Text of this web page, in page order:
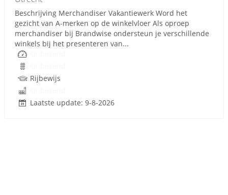
Beschrijving Merchandiser Vakantiewerk Word het
gezicht van A‑merken op de winkelvloer Als oproep
merchandiser bij Brandwise ondersteun je verschillende
winkels bij het presenteren van...
Rijbewijs
Laatste update: 9-8-2026